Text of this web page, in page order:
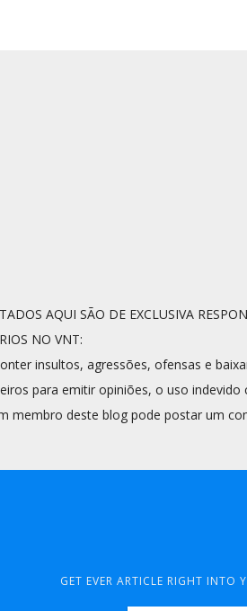
AQUI SÃO DE EXCLUSIVA
NO VNT:
insultos, agressões, ofensas e
para emitir opiniões, o uso indevido
membro deste blog pode postar um
GET EVER ARTICLE RIGHT INTO